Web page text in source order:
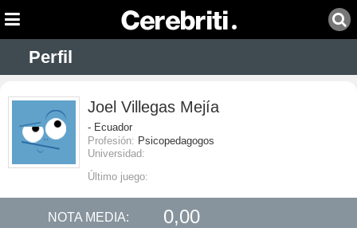
Perfil
Joel Villegas Mejía
- Ecuador
Profesión: Psicopedagogos
Universidad:
Último juego:
NOTA MEDIA: 0,00